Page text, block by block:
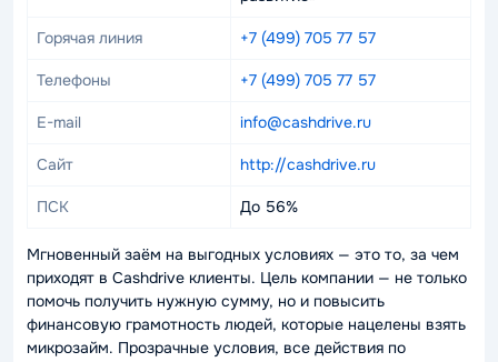
Горячая линия +7 (499) 705 77 57
Телефоны +7 (499) 705 77 57
E-mail info@cashdrive.ru
Сайт http://cashdrive.ru
ПСК До 56%
Мгновенный заём на выгодных условиях — это то, за чем
приходят в Cashdrive клиенты. Цель компании — не только
помочь получить нужную сумму, но и повысить
финансовую грамотность людей, которые нацелены взять
микрозайм. Прозрачные условия, все действия по